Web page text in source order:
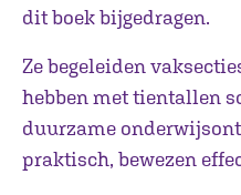
dit boek bijgedragen.
Ze begeleiden
hebben met tientallen
duurzame
praktisch, bewezen